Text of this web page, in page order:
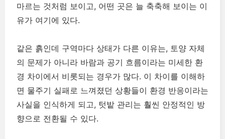
마르는 것처럼 보이고, 어떤 곳은 늘 축축해 보이는 이
유가 여기에 있다.
같은 흙인데 구역마다 상태가 다른 이유는, 토양 자체
의 문제가 아니라 바람과 공기 흐름이라는 미세한 환
경 차이에서 비롯되는 경우가 많다. 이 차이를 이해하
면 물주기 실패로 느껴졌던 상황들이 환경 반응이라는
사실을 인식하게 되고, 텃밭 관리는 훨씬 안정적인 방
향으로 전환될 수 있다.